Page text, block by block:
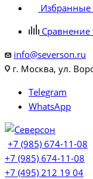
Избранные
Сравнение
info@severson.ru
г. Москва, ул.
Telegram
WhatsApp
+7 (985) 674-11-08
+7 (985) 674-11-08
+7 (495) 212 19 04